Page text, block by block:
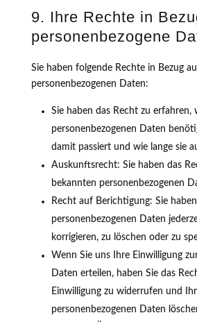
9. Ihre Rechte in
personenbezogene
Sie haben folgende Rechte in Bezug
personenbezogenen Daten:
Sie haben das Recht zu erfahren,
personenbezogenen Daten
damit passiert und wie lange sie
Auskunftsrecht: Sie haben das
bekannten personenbezogenen
Recht auf Berichtigung: Sie
personenbezogenen Daten
korrigieren, zu löschen oder zu
Wenn Sie uns Ihre Einwilligung
Daten erteilen, haben Sie das
Einwilligung zu widerrufen und
personenbezogenen Daten